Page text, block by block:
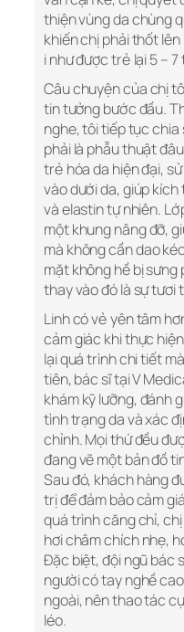
thiện vùng da chùng
khiến chị phải thốt
i như được trẻ lại 5 – 7
Câu chuyện của chị
tin tưởng bước đầu.
nghe, tôi tiếp tục chia
phải là phẫu thuật
trẻ hóa da hiện đại,
vào dưới da, giúp
và elastin tự nhiên.
một khung nâng đỡ,
mà không cần dao
mặt không hề bị sưng
thay vào đó là sự tươi
Linh có vẻ yên tâm
cảm giác khi thực
lại quá trình chi tiết
tiên, bác sĩ tại V
khám kỹ lưỡng, đánh
tình trạng da và xác
chỉnh. Mọi thứ đều
đang vẽ một bản đồ
Sau đó, khách hàng
trị để đảm bảo cảm
quá trình căng chỉ,
hơi châm chích nhẹ,
Đặc biệt, đội ngũ bác
người có tay nghề
ngoài, nên thao tác
léo.